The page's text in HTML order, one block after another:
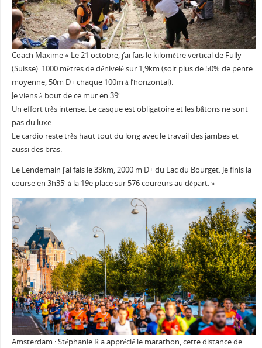
Coach Maxime « Le 21 octobre, j’ai fais le kilomètre vertical de Fully
(Suisse). 1000 mètres de dénivelé sur 1,9km (soit plus de 50% de pente
moyenne, 50m D+ chaque 100m à l’horizontal).
Je viens à bout de ce mur en 39′.
Un effort très intense. Le casque est obligatoire et les bâtons ne sont
pas du luxe.
Le cardio reste très haut tout du long avec le travail des jambes et
aussi des bras.
Le Lendemain j’ai fais le 33km, 2000 m D+ du Lac du Bourget. Je finis la
course en 3h35′ à la 19e place sur 576 coureurs au départ. »
Amsterdam : Stéphanie R a apprécié le marathon, cette distance de